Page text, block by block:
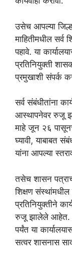
उसेच आपल्या
माहितीमधील
पहावे. या
प्रतिनियुक्ती
प्रमुखाशी संपर्क
सर्व संबंधीतांना
आस्थापनेवर रुजू
माहे जून २६
घ्यावी, याबाबत
यांना आपल्या
तसेच शासन
शिक्षण
प्रतिनियुक्तीने
रुजू झालेले आहेत.
पर्यंत या
सत्वर शासनास